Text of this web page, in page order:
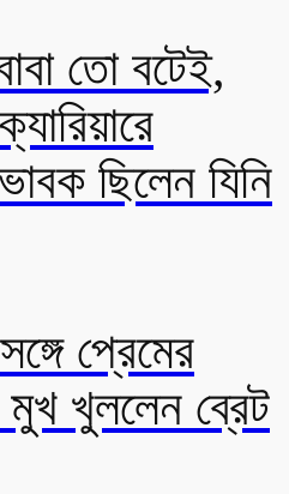
তো বটেই,
ছিলেন যিনি
প্রেমের
খুললেন ব্রেট